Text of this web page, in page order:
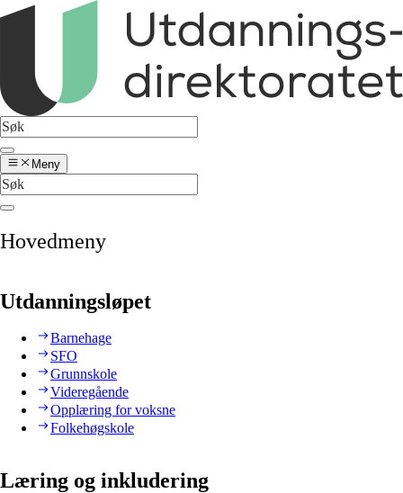
Meny
Hovedmeny
Utdanningsløpet
Barnehage
SFO
Grunnskole
Videregående
Opplæring for voksne
Folkehøgskole
Læring og inkludering